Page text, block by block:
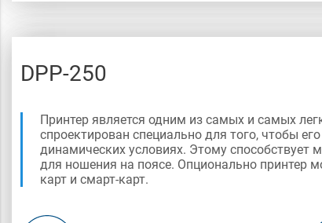
DPP-250
Принтер является одним из самых и самых
спроектирован специально для того, чтобы
динамических условиях. Этому
для ношения на поясе. Опционально принтер
карт и смарт-карт.